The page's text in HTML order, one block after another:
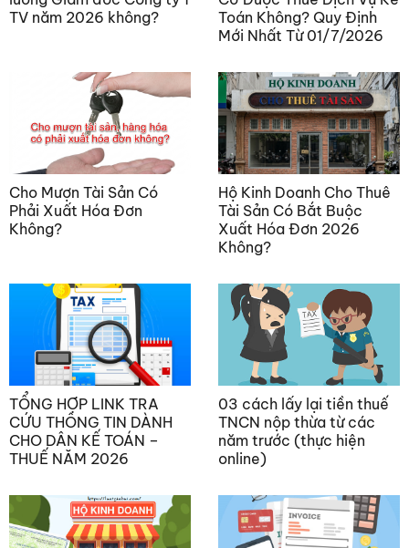
TV năm 2026 không?
Toán Không? Quy Định
Mới Nhất Từ 01/7/2026
Cho Mượn Tài Sản Có
Phải Xuất Hóa Đơn
Không?
Hộ Kinh Doanh Cho Thuê
Tài Sản Có Bắt Buộc
Xuất Hóa Đơn 2026
Không?
TỔNG HỢP LINK TRA
CỨU THÔNG TIN DÀNH
CHO DÂN KẾ TOÁN –
THUẾ NĂM 2026
03 cách lấy lại tiền thuế
TNCN nộp thừa từ các
năm trước (thực hiện
online)